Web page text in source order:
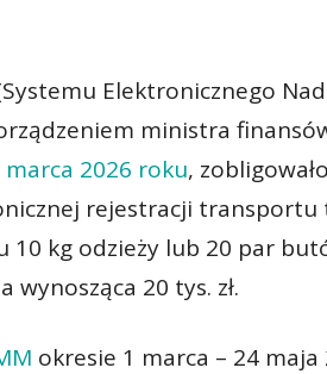
Elektronicznego
ministra
2026 roku,
rejestracji transportu
kg odzieży lub 20 par
20 tys. zł.
okresie 1 marca – 24